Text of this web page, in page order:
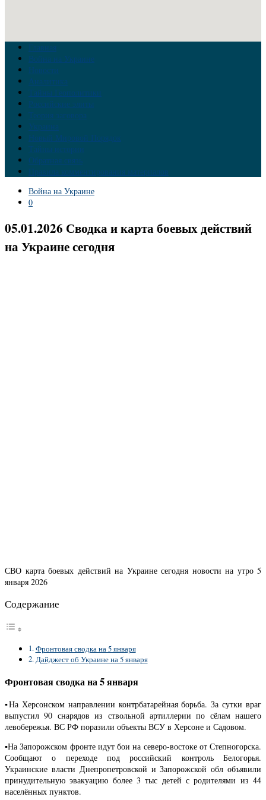
Главная
Война на Украине
Новости
Аналитика
Тайны Геополитики
Российские элиты
Теория заговора
Украина
Новый Мировой Порядок
Тайны истории
Обратная связь
Правила комментирования материалов
Война на Украине
0
05.01.2026 Сводка и карта боевых действий
на Украине сегодня
СВО карта боевых действий на Украине сегодня новости на утро 5
января 2026
Содержание
Фронтовая сводка на 5 января
Дайджест об Украине на 5 января
Фронтовая сводка на 5 января
▪️На Херсонском направлении контрбатарейная борьба. За сутки враг
выпустил 90 снарядов из ствольной артиллерии по сёлам нашего
левобережья. ВС РФ поразили объекты ВСУ в Херсоне и Садовом.
▪️На Запорожском фронте идут бои на северо-востоке от Степногорска.
Сообщают о переходе под российский контроль Белогорья.
Украинские власти Днепропетровской и Запорожской обл объявили
принудительную эвакуацию более 3 тыс детей с родителями из 44
населённых пунктов.